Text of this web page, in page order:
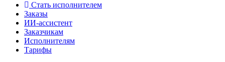
Стать исполнителем
Заказы
ИИ-ассистент
Заказчикам
Исполнителям
Тарифы